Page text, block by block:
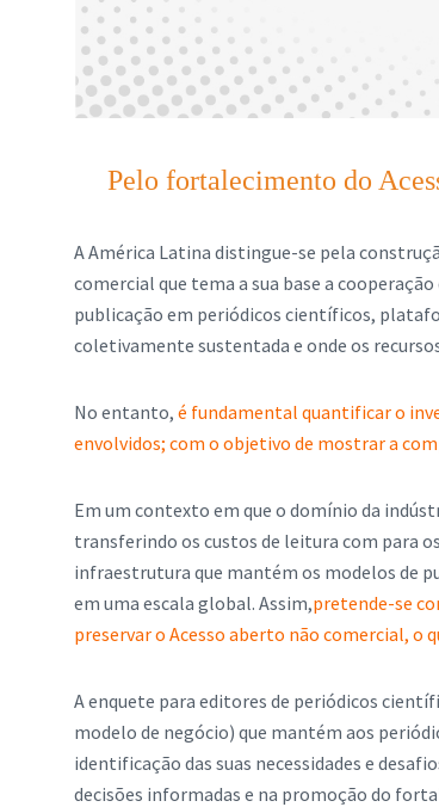
Pelo fortalecimento do
A América Latina distingue-se pela
comercial que tema a sua base a
publicação em periódicos científicos,
coletivamente sustentada e onde os
No entanto, é fundamental quantificar o
envolvidos; com o objetivo de mostrar a
Em um contexto em que o domínio da
transferindo os custos de leitura com para
infraestrutura que mantém os modelos de
em uma escala global. Assim,pretende-se
preservar o Acesso aberto não comercial,
A enquete para editores de periódicos
modelo de negócio) que mantém aos
identificação das suas necessidades e
decisões informadas e na promoção do